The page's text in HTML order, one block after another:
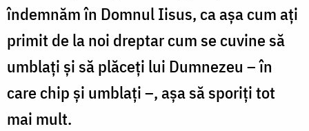
îndemnăm în Domnul Iisus, ca aşa cum aţi
primit de la noi dreptar cum se cuvine să
umblaţi şi să plăceţi lui Dumnezeu – în
care chip şi umblaţi –, aşa să sporiţi tot
mai mult.